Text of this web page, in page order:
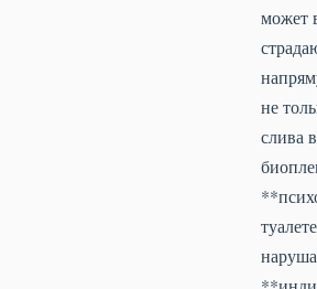
может
не
слива